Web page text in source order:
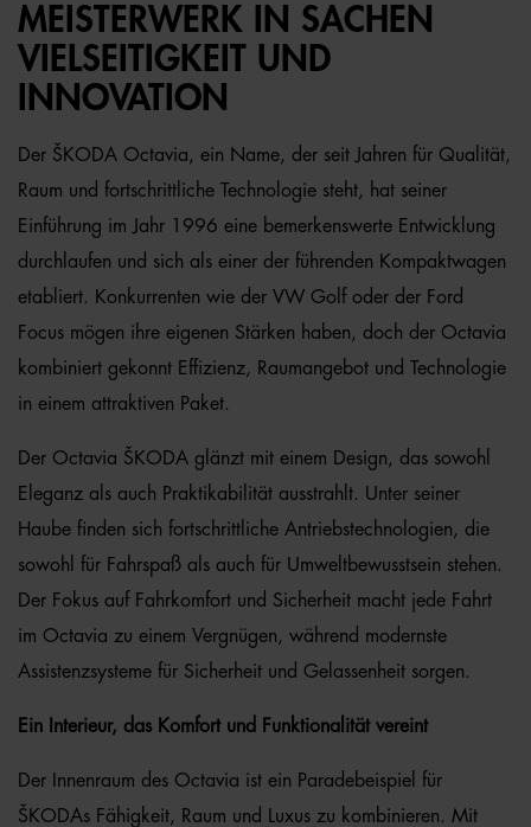
MEISTERWERK IN SACHEN
VIELSEITIGKEIT UND
INNOVATION
Der ŠKODA Octavia, ein Name, der seit Jahren für Qualität,
Raum und fortschrittliche Technologie steht, hat seiner
Einführung im Jahr 1996 eine bemerkenswerte Entwicklung
durchlaufen und sich als einer der führenden Kompaktwagen
etabliert. Konkurrenten wie der VW Golf oder der Ford
Focus mögen ihre eigenen Stärken haben, doch der Octavia
kombiniert gekonnt Effizienz, Raumangebot und Technologie
in einem attraktiven Paket.
Der Octavia ŠKODA glänzt mit einem Design, das sowohl
Eleganz als auch Praktikabilität ausstrahlt. Unter seiner
Haube finden sich fortschrittliche Antriebstechnologien, die
sowohl für Fahrspaß als auch für Umweltbewusstsein stehen.
Der Fokus auf Fahrkomfort und Sicherheit macht jede Fahrt
im Octavia zu einem Vergnügen, während modernste
Assistenzsysteme für Sicherheit und Gelassenheit sorgen.
Ein Interieur, das Komfort und Funktionalität vereint
Der Innenraum des Octavia ist ein Paradebeispiel für
ŠKODAs Fähigkeit, Raum und Luxus zu kombinieren. Mit